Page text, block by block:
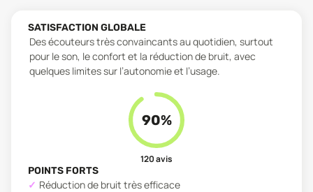
SATISFACTION GLOBALE
Des écouteurs très convaincants au quotidien, surtout
pour le son, le confort et la réduction de bruit, avec
quelques limites sur l’autonomie et l’usage.
90%
120avis
POINTS FORTS
Réduction de bruit très efficace